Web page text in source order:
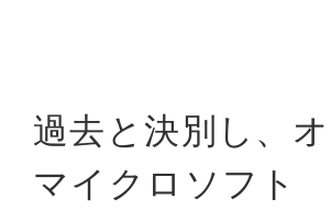
過去と決別し、
マイクロソフト